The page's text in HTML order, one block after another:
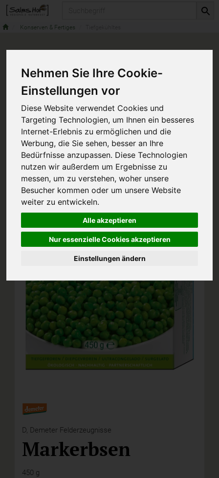
Nehmen Sie Ihre Cookie-
Einstellungen vor
Diese Website verwendet Cookies und
Targeting Technologien, um Ihnen ein besseres
Internet-Erlebnis zu ermöglichen und die
Werbung, die Sie sehen, besser an Ihre
Bedürfnisse anzupassen. Diese Technologien
nutzen wir außerdem um Ergebnisse zu
messen, um zu verstehen, woher unsere
Besucher kommen oder um unsere Website
weiter zu entwickeln.
Alle akzeptieren
Nur essenzielle Cookies akzeptieren
Einstellungen ändern
Konserven & Fertiges
D, Demeter Felderzeugnisse
Markerbsen
450 g